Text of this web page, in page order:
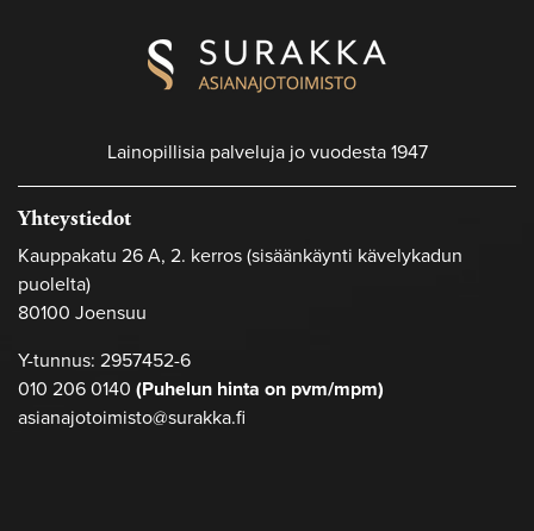
Lainopillisia palveluja jo vuodesta 1947
Yhteystiedot
Kauppakatu 26 A, 2. kerros (sisäänkäynti kävelykadun
puolelta)
80100 Joensuu
Y-tunnus: 2957452-6
010 206 0140 (Puhelun hinta on pvm/mpm)
asianajotoimisto@surakka.fi